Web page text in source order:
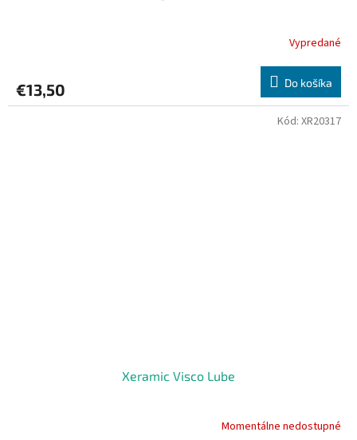
je
5,0
Vypredané
€13,50 Do košíka
Xeramic Visco Lube
Momentálne nedostupné
Kód: XR20317